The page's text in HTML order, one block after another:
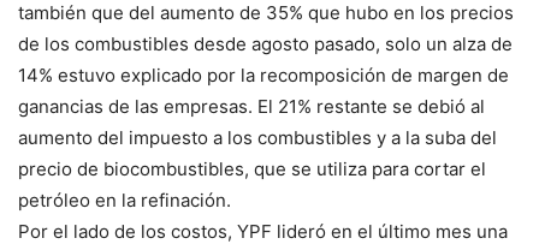
también que del aumento de 35% que hubo en los precios
de los combustibles desde agosto pasado, solo un alza de
14% estuvo explicado por la recomposición de margen de
ganancias de las empresas. El 21% restante se debió al
aumento del impuesto a los combustibles y a la suba del
precio de biocombustibles, que se utiliza para cortar el
petróleo en la refinación.
Por el lado de los costos, YPF lideró en el último mes una